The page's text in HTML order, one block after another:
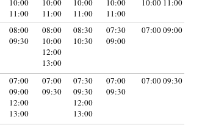
10:00
11:00
10:00
11:00
10:00
11:00
10:00
11:00
10:00 11:00
08:00
09:30
08:00
10:00
12:00
13:00
08:30
10:30
07:30
09:00
07:00 09:00
07:00
09:00
12:00
13:00
07:00
09:30
07:30
09:30
12:00
13:00
07:00
09:30
07:00 09:30